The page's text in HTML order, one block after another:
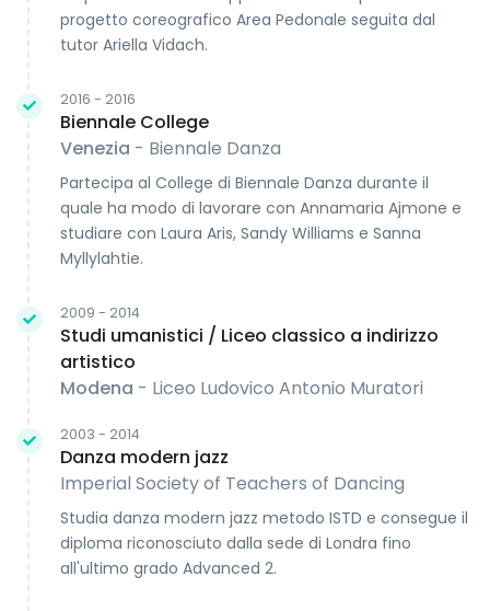
progetto coreografico Area Pedonale seguita dal
tutor Ariella Vidach.
2016 - 2016
Biennale College
Venezia - Biennale Danza
Partecipa al College di Biennale Danza durante il
quale ha modo di lavorare con Annamaria Ajmone e
studiare con Laura Aris, Sandy Williams e Sanna
Myllylahtie.
2009 - 2014
Studi umanistici / Liceo classico a indirizzo
artistico
Modena - Liceo Ludovico Antonio Muratori
2003 - 2014
Danza modern jazz
Imperial Society of Teachers of Dancing
Studia danza modern jazz metodo ISTD e consegue il
diploma riconosciuto dalla sede di Londra fino
all'ultimo grado Advanced 2.